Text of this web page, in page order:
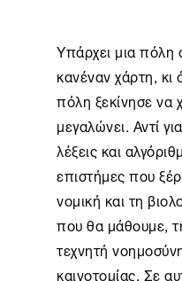
Υπάρχει μια
κανέναν χάρτη,
πόλη ξεκίνησε να
μεγαλώνει. Αντί
λέξεις και
επιστήμες που
νομική και τη
που θα μάθουμε,
τεχνητή
καινοτομίας. Σε